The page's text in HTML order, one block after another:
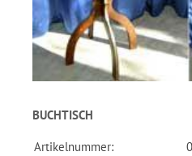
BUCHTISCH
Artikelnummer: